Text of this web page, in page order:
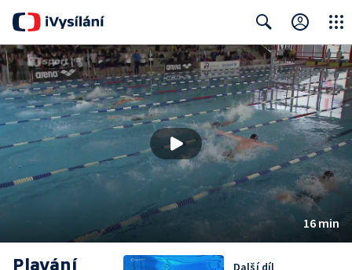
Search Close
16 min
Plavání
Další díl